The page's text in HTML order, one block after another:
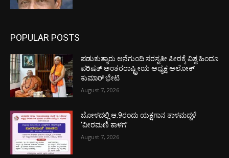
POPULAR POSTS
ಪಡುಕುತ್ಯಾರು ಆನೆಗುಂದಿ ಸರಸ್ವತೀ ಪೀಠಕ್ಕೆ ವಿಶ್ವ ಹಿಂದೂ
ಪರಿಷತ್ ಅಂತರರಾಷ್ಟ್ರೀಯ ಅಧ್ಯಕ್ಷ ಅಲೋಕ್
ಕುಮಾರ್ ಭೇಟಿ
August 7, 2026
ಬೋಳದಲ್ಲಿ ಆ.9ರಂದು ಯಕ್ಷಗಾನ ತಾಳಮದ್ದಳೆ
‘ವೀರಮಣಿ ಕಾಳಗ’
August 7, 2026